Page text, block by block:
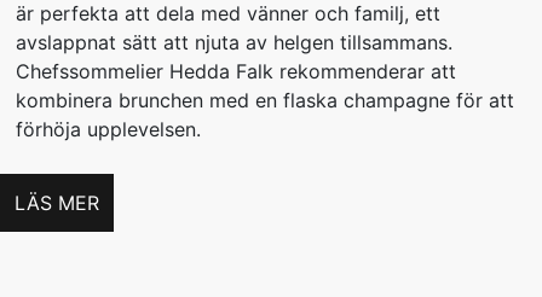
är perfekta att dela med vänner och familj, ett
avslappnat sätt att njuta av helgen tillsammans.
Chefssommelier Hedda Falk rekommenderar att
kombinera brunchen med en flaska champagne för att
förhöja upplevelsen.
LÄS MER